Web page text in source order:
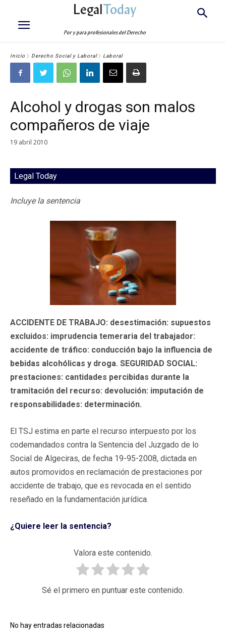
LegalToday
Por y para profesionales del Derecho
Inicio Derecho Social y Laboral Laboral
Alcohol y drogas son malos
compañeros de viaje
19 abril 2010
Legal Today
Incluye la sentencia
ACCIDENTE DE TRABAJO: desestimación: supuestos
excluidos: imprudencia temeraria del trabajador:
accidente de tráfico: conducción bajo la influencia de
bebidas alcohólicas y droga. SEGURIDAD SOCIAL:
prestaciones: cantidades percibidas durante la
tramitación del recurso: devolución: imputación de
responsabilidades: determinación.
El TSJ estima en parte el recurso interpuesto por los
codemandados contra la Sentencia del Juzgado de lo
Social de Algeciras, de fecha 19-95-2008, dictada en
autos promovidos en reclamación de prestaciones por
accidente de trabajo, que es revocada en el sentido
reseñado en la fundamentación jurídica.
¿Quiere leer la sentencia?
Valora este contenido.
Sé el primero en puntuar este contenido.
No hay entradas relacionadas